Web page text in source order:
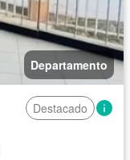
Departamento
Destacado